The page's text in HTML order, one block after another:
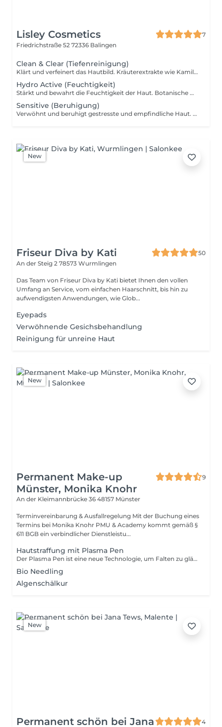
Lisley Cosmetics
7
Friedrichstraße 52 72336 Balingen
Clean & Clear (Tiefenreinigung)
Klärt und verfeinert das Hautbild. Kräuterextrakte wie Kamille, Salbei und Schafgarbe sind speziell auf die Bedürfnisse fettiger, unreiner oder Mischhaut abgestimmt. Unreinheiten, die mit der täglichen Hautpflege schwierig zu entfernen sind werden gelöst und der Teint erhält eine feinere Struktur und ein klares Hautbild.
Hydro Active (Feuchtigkeit)
Stärkt und bewahrt die Feuchtigkeit der Haut. Botanische Hyaluronsäure, Meeresfenchel und Zellen aus dem Papyrus, beleben und aktivieren den Feuchtigkeitsgehalt der Haut. Frische und ein optimale Durchfeuchtung der Haut kommen zurück.
Sensitive (Beruhigung)
Verwöhnt und beruhigt gestresste und empfindliche Haut. Prä- und probiotische Wirkstoffe, wieße Lupine und goldene Orchidee in Kombination mit einer entspannenden Massage stärken die natürliche Abwehrkräfte und stabilisieren das Gleichgewicht der Haut.
New
Friseur Diva by Kati
50
An der Steig 2 78573 Wurmlingen
Das Team von Friseur Diva by Kati bietet Ihnen den vollen
Umfang an Service, vom einfachen Haarschnitt, bis hin zu
aufwendigsten Anwendungen, wie Glob...
Eyepads
Verwöhnende Gesichsbehandlung
Reinigung für unreine Haut
New
Permanent Make-up
Münster, Monika Knohr
9
An der Kleimannbrücke 36 48157 Münster
Terminvereinbarung & Ausfallregelung Mit der Buchung eines
Termins bei Monika Knohr PMU & Academy kommt gemäß §
611 BGB ein verbindlicher Dienstleistu...
Hautstraffung mit Plasma Pen
Der Plasma Pen ist eine neue Technologie, um Falten zu glätten und die Haut zu straffen. Bei der minimalinvasiven Behandlung wird ein Gerät in Form eines Stiftes verwendet, das per Ionen Hitze erzeugt und damit die gewünschten Gesichtszonen strafft.
Bio Needling
Algenschälkur
New
Permanent schön bei Jana 4